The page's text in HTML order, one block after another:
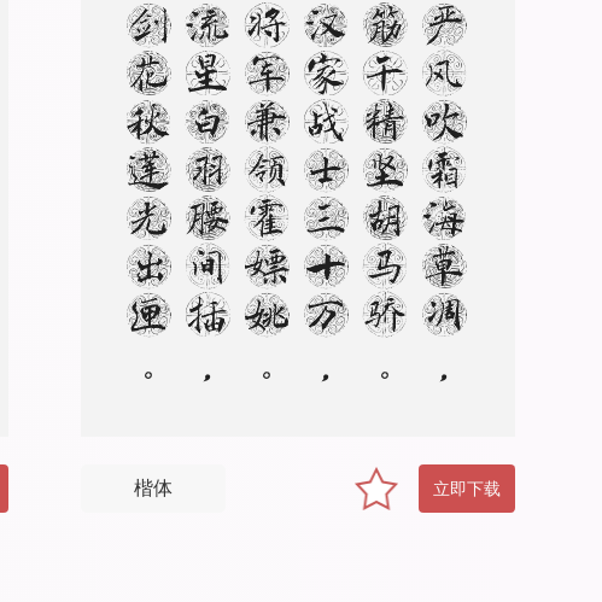
严
风
吹
霜
海
草
凋
，
筋
干
精
坚
胡
马
骄
。
汉
家
战
士
三
十
万
，
将
军
兼
领
霍
嫖
姚
。
流
星
白
羽
腰
间
插
，
剑
花
秋
莲
光
出
匣
。
楷体 立即下载